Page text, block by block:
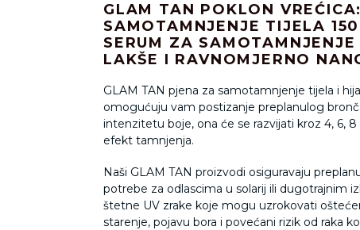
GLAM TAN POKLON
SAMOTAMNJENJE TIJELA
SERUM ZA
LAKŠE I RAVNOMJERNO
GLAM TAN pjena za samotamnjenje tijela i
omogućuju vam postizanje preplanulog
intenzitetu boje, ona će se razvijati kroz 4, 6, 8
efekt tamnjenja.
Naši GLAM TAN proizvodi osiguravaju
potrebe za odlascima u solarij ili dugotrajnim
štetne UV zrake koje mogu uzrokovati
starenje, pojavu bora i povećani rizik od raka